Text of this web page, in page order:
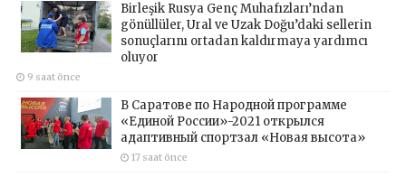
Birleşik Rusya Genç Muhafızları’ndan
gönüllüler, Ural ve Uzak Doğu’daki sellerin
sonuçlarını ortadan kaldırmaya yardımcı
oluyor
9 saat önce
В Саратове по Народной программе
«Единой России»-2021 открылся
адаптивный спортзал «Новая высота»
17 saat önce